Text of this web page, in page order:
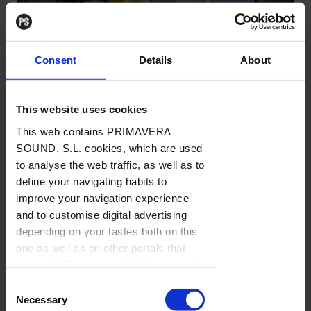
Consent Details About
This website uses cookies
This web contains PRIMAVERA
SOUND, S.L. cookies, which are used
to analyse the web traffic, as well as to
define your navigating habits to
improve your navigation experience
and to customise digital advertising
depending on your tastes both on this
one as well as on other portals that
cookies or third party cookies. In the
Selection
Necessary
ACTUALIDAD
La semana vista por... Marc Muñoz:
lunes, 2 de diciembre de 2024
NOTICIAS/Por Marc Muñoz→ 02.12.2024
DISCOS